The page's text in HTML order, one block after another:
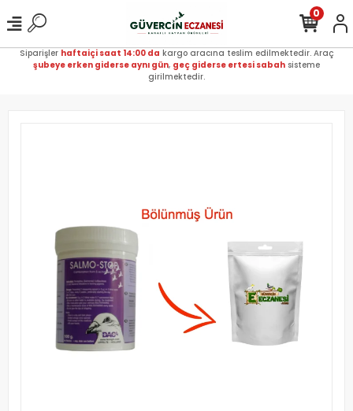
Siparişler haftaiçi saat 14:00 da kargo aracına teslim edilmektedir. Araç
şubeye erken giderse aynı gün, geç giderse ertesi sabah sisteme
girilmektedir.
0